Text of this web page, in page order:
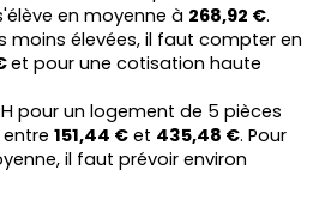
en moyenne à 268,92 €.
moins élevées, il faut compter en
pour un logement de 5 pièces
151,44 € et 435,48 €. Pour